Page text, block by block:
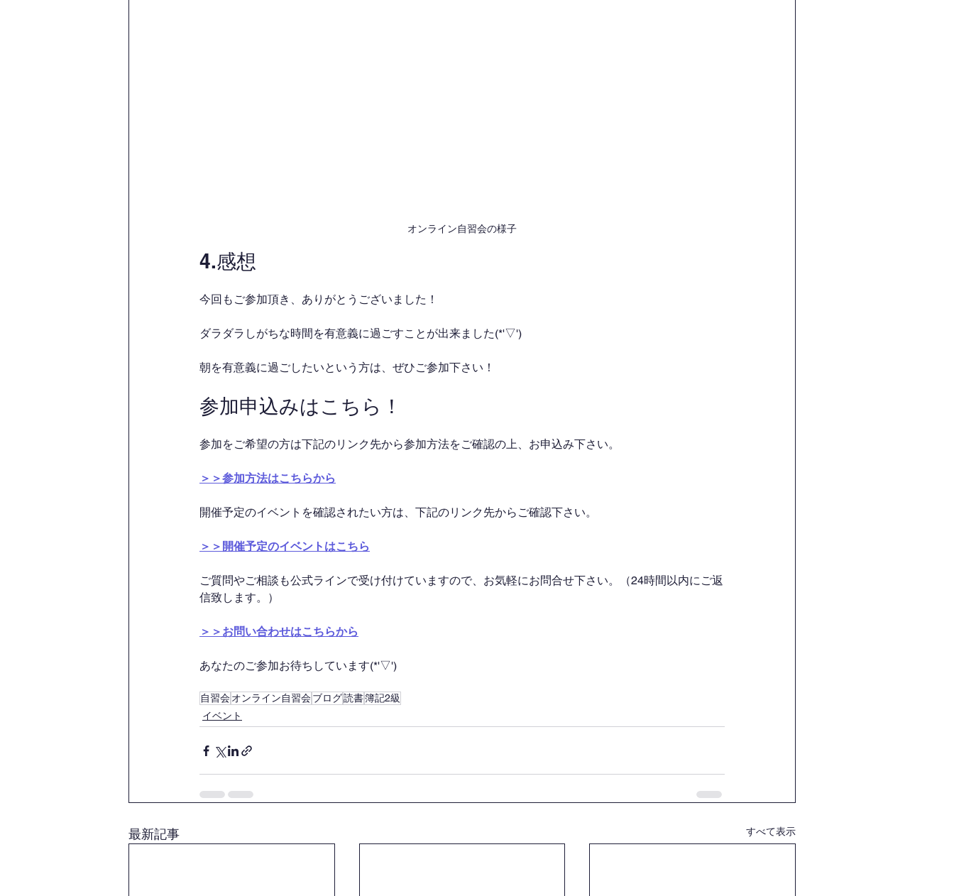
オンライン自習会の様子
4.感想
今回もご参加頂き、ありがとうございました！
ダラダラしがちな時間を有意義に過ごすことが出来ました(*'▽')
朝を有意義に過ごしたいという方は、ぜひご参加下さい！
参加申込みはこちら！
参加をご希望の方は下記のリンク先から参加方法をご確認の上、お申込み下さい。
＞＞参加方法はこちらから
開催予定のイベントを確認されたい方は、下記のリンク先からご確認下さい。
＞＞開催予定のイベントはこちら
ご質問やご相談も公式ラインで受け付けていますので、お気軽にお問合せ下さい。（24時間以内にご返
信致します。）
＞＞お問い合わせはこちらから
あなたのご参加お待ちしています(*'▽')
自習会オンライン自習会ブログ読書簿記2級
イベント
最新記事 すべて表示